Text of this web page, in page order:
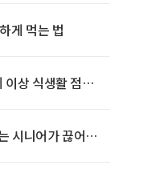
게 먹는 법
이상 식생활 점수
시니어가 끊어야